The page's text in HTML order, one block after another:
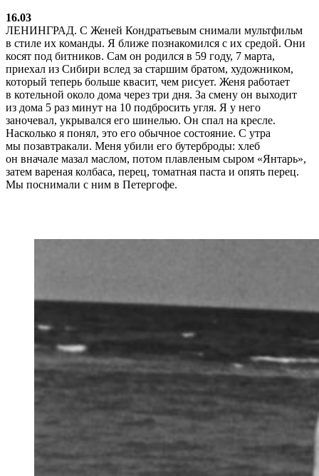
16.03
ЛЕНИНГРАД. С Женей Кондратьевым снимали мультфильм
в стиле их команды. Я ближе познакомился с их средой. Они
косят под битников. Сам он родился в 59 году, 7 марта,
приехал из Сибири вслед за старшим братом, художником,
который теперь больше квасит, чем рисует. Женя работает
в котельной около дома через три дня. За смену он выходит
из дома 5 раз минут на 10 подбросить угля. Я у него
заночевал, укрывался его шинелью. Он спал на кресле.
Насколько я понял, это его обычное состояние. С утра
мы позавтракали. Меня убили его бутерброды: хлеб
он вначале мазал маслом, потом плавленым сыром «Янтарь»,
затем вареная колбаса, перец, томатная паста и опять перец.
Мы поснимали с ним в Петергофе.